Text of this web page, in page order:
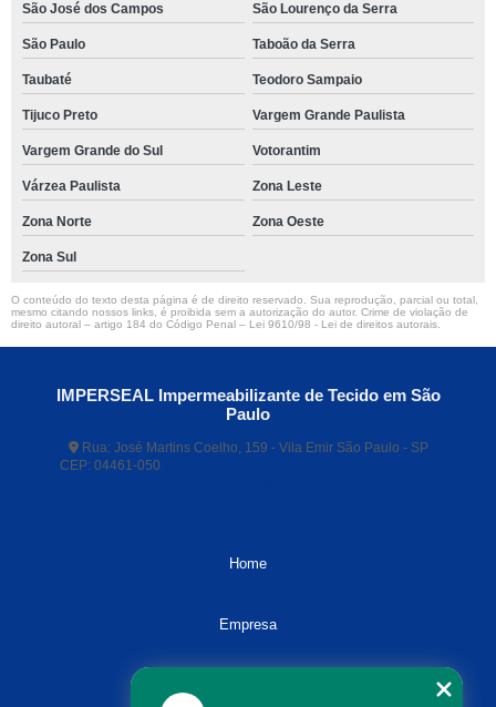
São José dos Campos São Lourenço da Serra
São Paulo Taboão da Serra
Taubaté Teodoro Sampaio
Tijuco Preto Vargem Grande Paulista
Vargem Grande do Sul Votorantim
Várzea Paulista Zona Leste
Zona Norte Zona Oeste
Zona Sul
O conteúdo do texto desta página é de direito reservado. Sua reprodução, parcial ou total,
mesmo citando nossos links, é proibida sem a autorização do autor. Crime de violação de
direito autoral – artigo 184 do Código Penal – Lei 9610/98 - Lei de direitos autorais
IMPERSEAL Impermeabilizante de Tecido em São
Paulo
Rua: José Martins Coelho, 159 - Vila Emir São Paulo - SP
CEP: 04461-050
Home
Empresa